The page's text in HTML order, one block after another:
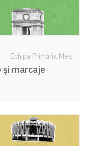
Echipa Primăria Mea
marcaje